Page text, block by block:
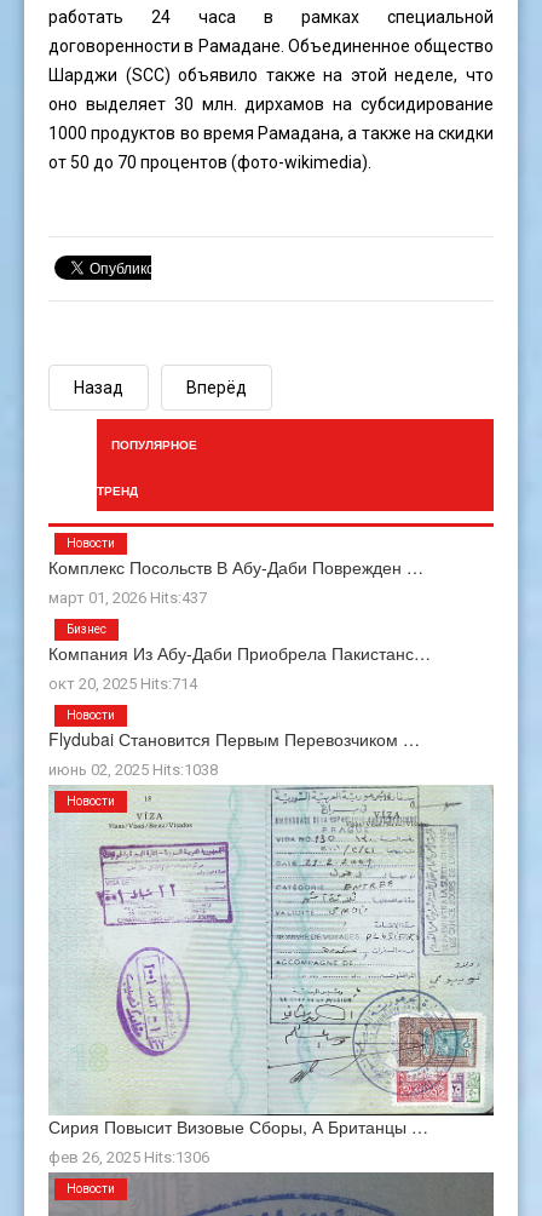
работать 24 часа в рамках специальной
договоренности в Рамадане. Объединенное общество
Шарджи (SCC) объявило также на этой неделе, что
оно выделяет 30 млн. дирхамов на субсидирование
1000 продуктов во время Рамадана, а также на скидки
от 50 до 70 процентов (фото-wikimedia).
Назад Вперёд
ПОПУЛЯРНОЕ
ТРЕНД
Комплекс Посольств В Абу-Даби Поврежден …
март 01, 2026 Hits:437
Новости
Компания Из Абу-Даби Приобрела Пакистанс…
окт 20, 2025 Hits:714
Бизнес
Flydubai Становится Первым Перевозчиком …
июнь 02, 2025 Hits:1038
Новости
Сирия Повысит Визовые Сборы, А Британцы …
фев 26, 2025 Hits:1306
Новости
Новости